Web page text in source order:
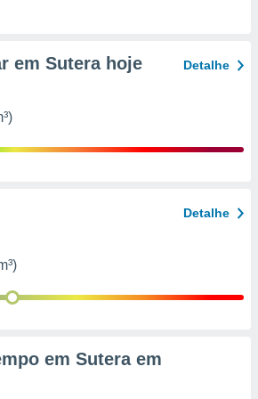
em Sutera hoje Detalhe
Detalhe
em Sutera em